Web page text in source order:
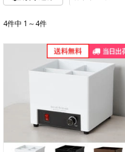
4件中 1～4件